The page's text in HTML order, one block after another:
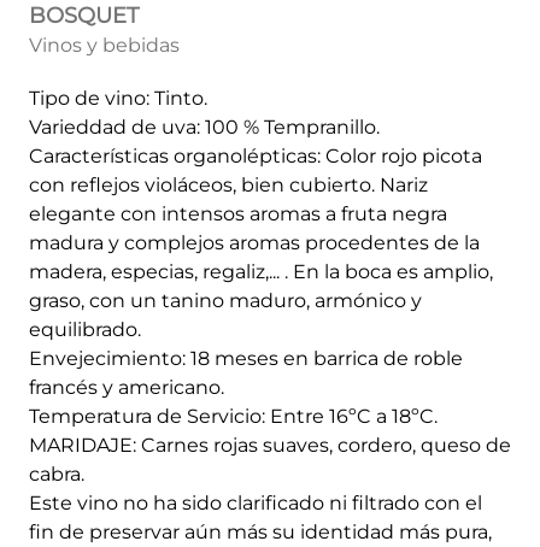
BOSQUET
Vinos y bebidas
Tipo de vino: Tinto.
Varieddad de uva: 100 % Tempranillo.
Características organolépticas: Color rojo picota
con reflejos violáceos, bien cubierto. Nariz
elegante con intensos aromas a fruta negra
madura y complejos aromas procedentes de la
madera, especias, regaliz,... . En la boca es amplio,
graso, con un tanino maduro, armónico y
equilibrado.
Envejecimiento: 18 meses en barrica de roble
francés y americano.
Temperatura de Servicio: Entre 16ºC a 18ºC.
MARIDAJE: Carnes rojas suaves, cordero, queso de
cabra.
Este vino no ha sido clarificado ni filtrado con el
fin de preservar aún más su identidad más pura,